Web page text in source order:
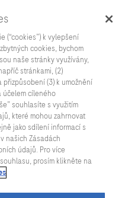
(“cookies”) k vylepšení
cookies, bychom
naše stránky využívány,
stránkami, (2)
(3) k umožnění
účelem cíleného
souhlasíte s využitím
které mohou zahrnovat
jako sdílení informací s
našich Zásadách
údajů. Pro více
prosím klikněte na